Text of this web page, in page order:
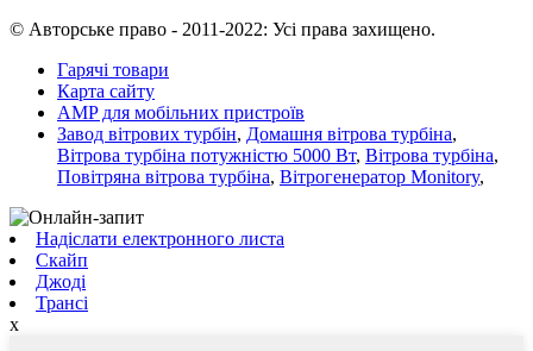
© Авторське право - 2011-2022: Усі права захищено.
Гарячі товари
Карта сайту
AMP для мобільних пристроїв
Завод вітрових турбін, Домашня вітрова турбіна,
Вітрова турбіна потужністю 5000 Вт, Вітрова турбіна,
Повітряна вітрова турбіна, Вітрогенератор Monitory,
Надіслати електронного листа
Скайп
Джоді
Трансі
x